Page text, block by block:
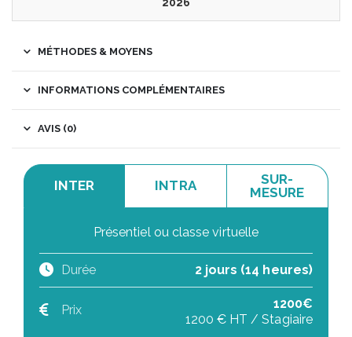
MÉTHODES & MOYENS
INFORMATIONS COMPLÉMENTAIRES
AVIS (0)
INTER INTRA
SUR-
MESURE
Présentiel ou classe virtuelle
Durée 2 jours (14 heures)
Prix
1200€
1200 € HT / Stagiaire